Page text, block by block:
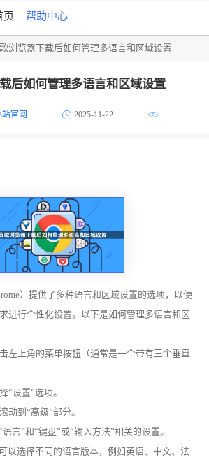
页 帮助中心
浏览器下载后如何管理多语言和区域设置
后如何管理多语言和区域设置
官网 2025-11-22
）提供了多种语言和区域设置的选项，以便
进行个性化设置。以下是如何管理多语言和区
左上角的菜单按钮（通常是一个带有三个垂直
“设置”选项。
动到“高级”部分。
言”和“键盘”或“输入方法”相关的设置。
以选择不同的语言版本，例如英语、中文、法